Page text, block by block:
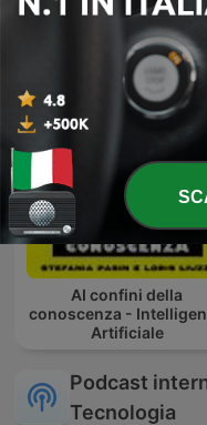
Cafe con Victor
AI confini della
conoscenza -
Artificiale
Podcast
Tecnologia